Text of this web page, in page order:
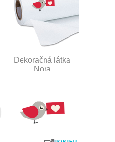
Dekoračná látka
Nora